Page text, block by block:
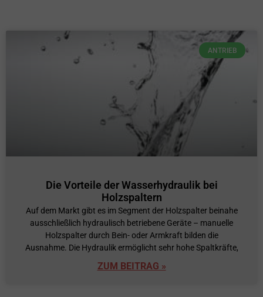
ANTRIEB
Die Vorteile der Wasserhydraulik bei
Holzspaltern
Auf dem Markt gibt es im Segment der Holzspalter beinahe
ausschließlich hydraulisch betriebene Geräte – manuelle
Holzspalter durch Bein- oder Armkraft bilden die
Ausnahme. Die Hydraulik ermöglicht sehr hohe Spaltkräfte,
ZUM BEITRAG »